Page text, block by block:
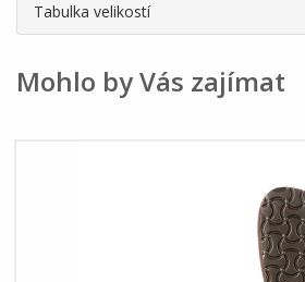
Tabulka velikostí
Mohlo by Vás zajímat